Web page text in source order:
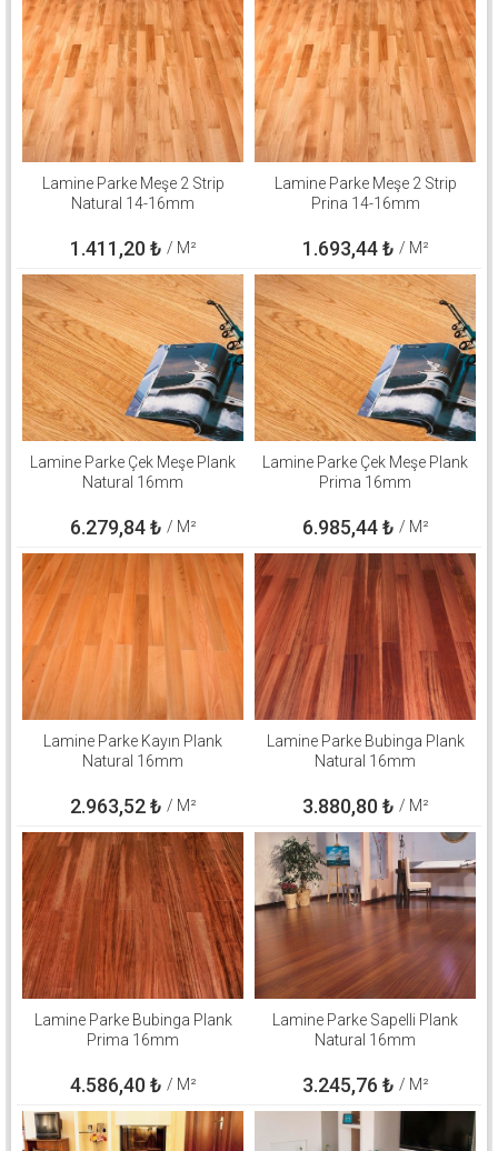
Lamine Parke Meşe 2 Strip
Natural 14-16mm
1.411,20₺ / M²
Lamine Parke Meşe 2 Strip
Prina 14-16mm
1.693,44₺ / M²
Lamine Parke Çek Meşe Plank
Natural 16mm
6.279,84₺ / M²
Lamine Parke Çek Meşe Plank
Prima 16mm
6.985,44₺ / M²
Lamine Parke Kayın Plank
Natural 16mm
2.963,52₺ / M²
Lamine Parke Bubinga Plank
Natural 16mm
3.880,80₺ / M²
Lamine Parke Bubinga Plank
Prima 16mm
4.586,40₺ / M²
Lamine Parke Sapelli Plank
Natural 16mm
3.245,76 ₺ / M²